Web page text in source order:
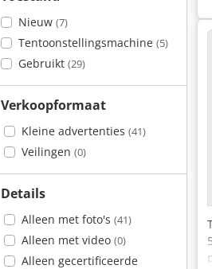
Nieuw (7)
Tentoonstellingsmachine (5)
Gebruikt (29)
Verkoopformaat
Kleine advertenties (41)
Veilingen (0)
Details
Alleen met foto's (41)
Alleen met video (0)
Alleen gecertificeerde